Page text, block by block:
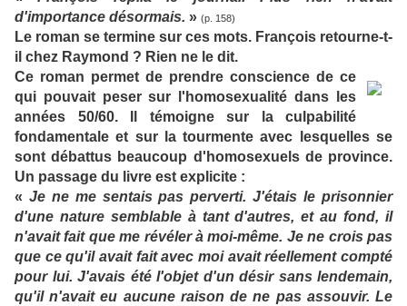
d'importance désormais. » (p. 158)
Le roman se termine sur ces mots. François retourne-t-
il chez Raymond ? Rien ne le dit.
Ce roman permet de prendre conscience de ce
qui pouvait peser sur l'homosexualité dans les
années 50/60. Il témoigne sur la culpabilité
fondamentale et sur la tourmente avec lesquelles se
sont débattus beaucoup d'homosexuels de province.
Un passage du livre est explicite :
« Je ne me sentais pas perverti. J'étais le prisonnier
d'une nature semblable à tant d'autres, et au fond, il
n'avait fait que me révéler à moi-même. Je ne crois pas
que ce qu'il avait fait avec moi avait réellement compté
pour lui. J'avais été l'objet d'un désir sans lendemain,
qu'il n'avait eu aucune raison de ne pas assouvir. Le